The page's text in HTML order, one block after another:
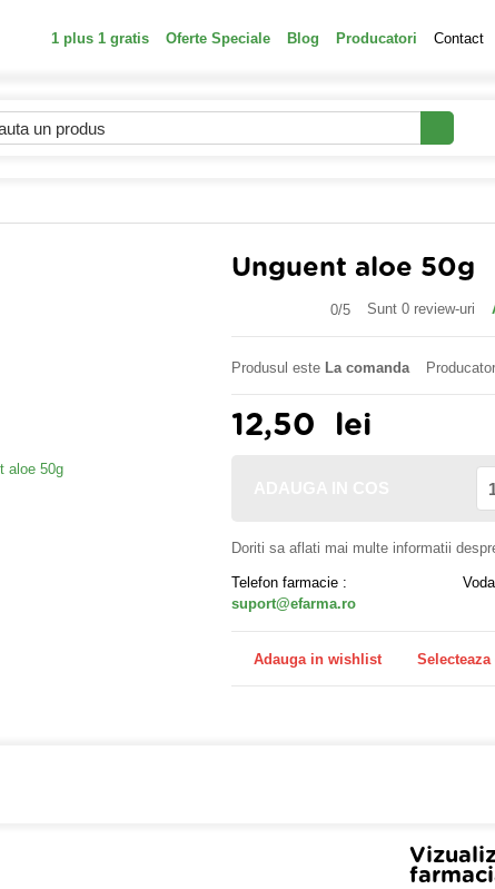
1 plus 1 gratis Oferte Speciale Blog Producatori Contact
Unguent aloe 50g
0/5 Sunt 0 review-uri
Produsul este La comanda
12,50 lei
Doriti sa aflati mai multe informatii
Telefon farmacie :
suport@efarma.ro
Adauga in wishlist